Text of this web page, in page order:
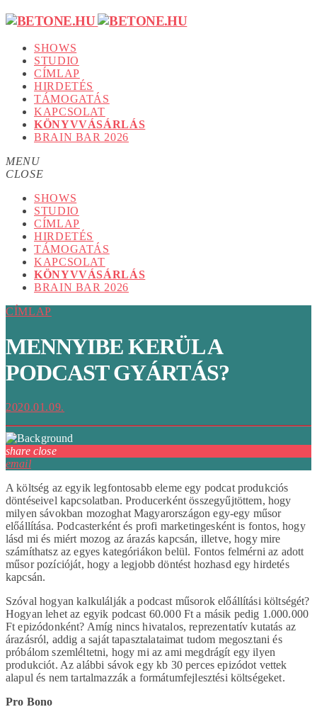
SHOWS
STUDIO
CÍMLAP
HIRDETÉS
TÁMOGATÁS
KAPCSOLAT
KÖNYVVÁSÁRLÁS
BRAIN BAR 2026
MENU
CLOSE
SHOWS
STUDIO
CÍMLAP
HIRDETÉS
TÁMOGATÁS
KAPCSOLAT
KÖNYVVÁSÁRLÁS
BRAIN BAR 2026
CÍMLAP
MENNYIBE KERÜL A
PODCAST GYÁRTÁS?
2020.01.09.
share close
email
A költség az egyik legfontosabb eleme egy podcat produkciós
döntéseivel kapcsolatban. Producerként összegyűjtöttem, hogy
milyen sávokban mozoghat Magyarországon egy-egy műsor
előállítása. Podcasterként és profi marketingesként is fontos, hogy
lásd mi és miért mozog az árazás kapcsán, illetve, hogy mire
számíthatsz az egyes kategóriákon belül. Fontos felmérni az adott
műsor pozícióját, hogy a legjobb döntést hozhasd egy hirdetés
kapcsán.
Szóval hogyan kalkulálják a podcast műsorok előállítási költségét?
Hogyan lehet az egyik podcast 60.000 Ft a másik pedig 1.000.000
Ft epizódonként? Amíg nincs hivatalos, reprezentatív kutatás az
árazásról, addig a saját tapasztalataimat tudom megosztani és
próbálom szemléltetni, hogy mi az ami megdrágít egy ilyen
produkciót. Az alábbi sávok egy kb 30 perces epizódot vettek
alapul és nem tartalmazzák a formátumfejlesztési költségeket.
Pro Bono